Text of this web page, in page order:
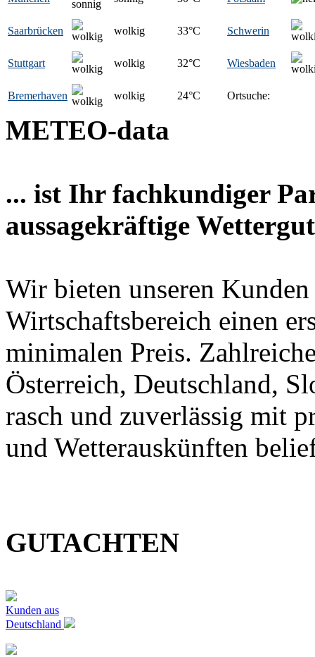
Saarbrücken wolkig 33°C Schwerin
Stuttgart wolkig 32°C Wiesbaden
Bremerhaven wolkig 24°C Ortsuche:
METEO-data
... ist Ihr fachkundiger
aussagekräftige
Wir bieten unseren
Wirtschaftsbereich einen
minimalen Preis.
Österreich, Deutschland,
rasch und zuverlässig mit
und Wetterauskünften
GUTACHTEN
Kunden aus
Deutschland